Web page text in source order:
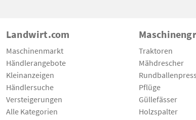
Landwirt.com
Maschinenmarkt
Händlerangebote
Kleinanzeigen
Händlersuche
Versteigerungen
Alle Kategorien
Traktoren
Mähdrescher
Pflüge
Güllefässer
Holzspalter